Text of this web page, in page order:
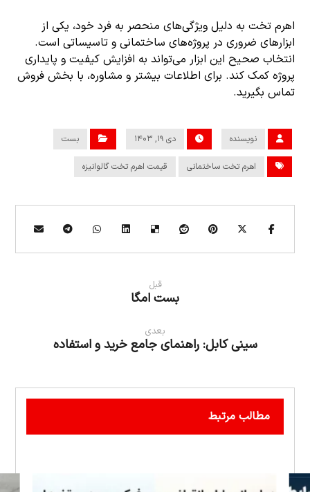
اهرم تخت به دلیل ویژگی‌های منحصر به فرد خود، یکی از
ابزارهای ضروری در پروژه‌های ساختمانی و تاسیساتی است.
انتخاب صحیح این ابزار می‌تواند به افزایش کیفیت و پایداری
پروژه کمک کند. برای اطلاعات بیشتر و مشاوره، با بخش فروش
تماس بگیرید.
نویسنده دی ۱۹, ۱۴۰۳ بست
اهرم تخت ساختمانی قیمت اهرم تخت گالوانیزه
قبل
بست امگا
بعدی
سینی کابل: راهنمای جامع خرید و استفاده
مطالب مرتبط